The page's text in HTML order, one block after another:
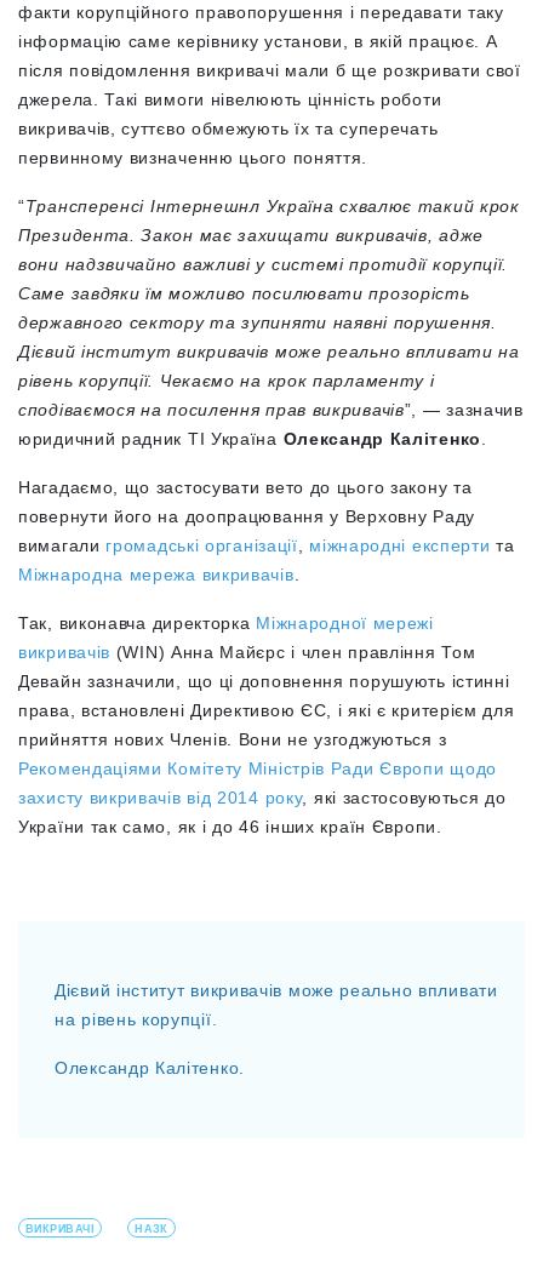
факти корупційного правопорушення і передавати таку
інформацію саме керівнику установи, в якій працює. А
після повідомлення викривачі мали б ще розкривати свої
джерела. Такі вимоги нівелюють цінність роботи
викривачів, суттєво обмежують їх та суперечать
первинному визначенню цього поняття.
“Трансперенсі Інтернешнл Україна схвалює такий крок
Президента. Закон має захищати викривачів, адже
вони надзвичайно важливі у системі протидії корупції.
Саме завдяки їм можливо посилювати прозорість
державного сектору та зупиняти наявні порушення.
Дієвий інститут викривачів може реально впливати на
рівень корупції. Чекаємо на крок парламенту і
сподіваємося на посилення прав викривачів”, — зазначив
юридичний радник ТІ Україна Олександр Калітенко
Нагадаємо, що застосувати вето до цього закону та
повернути його на доопрацювання у Верховну Раду
вимагали громадські організації міжнародні експерти та
Міжнародна мережа викривачів
Так, виконавча директорка Міжнародної мережі
викривачів (WIN) Анна Майєрс і член правління Том
Девайн зазначили, що ці доповнення порушують істинні
права, встановлені Директивою ЄС, і які є критерієм для
прийняття нових Членів. Вони не узгоджуються з
Рекомендаціями Комітету Міністрів Ради Європи щодо
захисту викривачів від 2014 року, які застосовуються до
України так само, як і до 46 інших країн Європи.
Дієвий інститут викривачів може реально впливати
на рівень корупції.
Олександр Калітенко.
ВИКРИВАЧІ НАЗК